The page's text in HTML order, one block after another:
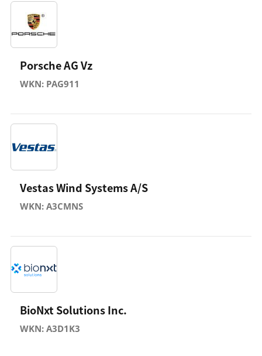
Porsche AG Vz
WKN: PAG911
Vestas Wind Systems A/S
WKN: A3CMNS
BioNxt Solutions Inc.
WKN: A3D1K3